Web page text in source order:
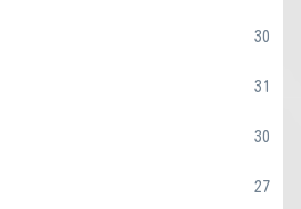
30
31
30
27